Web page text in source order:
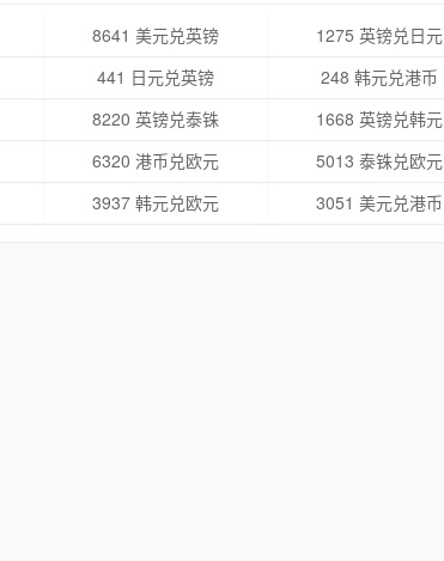
8641 美元兑英镑
1275 英镑兑日元
441 日元兑英镑
248 韩元兑港币
8220 英镑兑泰铢
1668 英镑兑韩元
6320 港币兑欧元
5013 泰铢兑欧元
3937 韩元兑欧元 3051 美元兑港币